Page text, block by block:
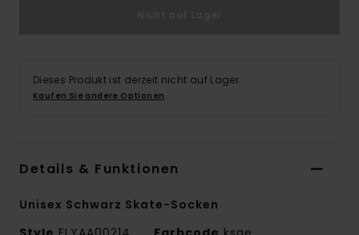
Dieses Produkt ist derzeit nicht auf Lager.
Kaufen Sie andere Optionen
Details & Funktionen
Unisex Schwarz Skate-Socken